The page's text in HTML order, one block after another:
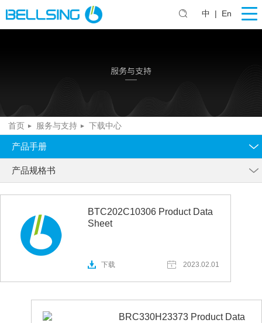
中 | En
首页 服务与支持 下载中心
产品手册
产品规格书
BTC202C10306 Product Data
Sheet
下载 2023.02.01
BRC330H23373 Product Data